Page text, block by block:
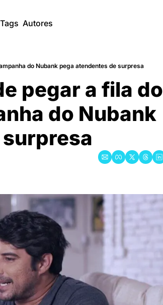
Tags Autores
do Nubank pega atendentes de surpresa
pegar a fila do
do Nubank